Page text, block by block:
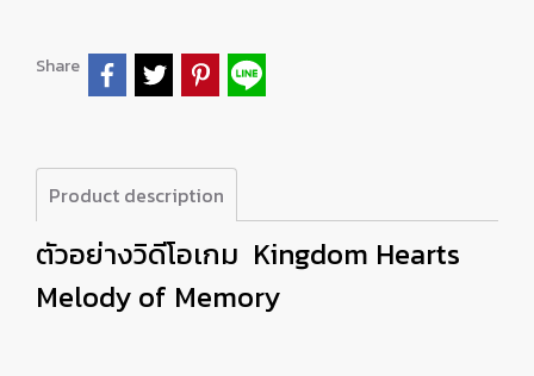
Share
Product description
ตัวอย่างวิดีโอเกม Kingdom Hearts
Melody of Memory